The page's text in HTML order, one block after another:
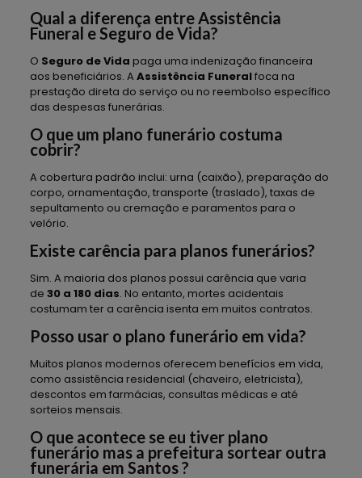
Qual a diferença entre Assistência
Funeral e Seguro de Vida?
O Seguro de Vida paga uma indenização financeira
aos beneficiários. A Assistência Funeralfoca na
prestação direta do serviço ou no reembolso específico
das despesas funerárias.
O que um plano funerário costuma
cobrir?
A cobertura padrão inclui: urna (caixão), preparação do
corpo, ornamentação, transporte (traslado), taxas de
sepultamento ou cremação e paramentos para o
velório.
Existe carência para planos funerários?
Sim. A maioria dos planos possui carência que varia
de 30 a 180 dias. No entanto, mortes acidentais
costumam ter a carência isenta em muitos contratos.
Posso usar o plano funerário em vida?
Muitos planos modernos oferecem benefícios em vida,
como assistência residencial (chaveiro, eletricista),
descontos em farmácias, consultas médicas e até
sorteios mensais.
O que acontece se eu tiver plano
funerário mas a prefeitura sortear outra
funerária em Santos ?